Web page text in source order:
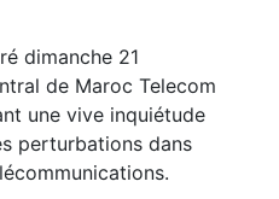
dimanche 21
de Maroc Telecom
une vive inquiétude
perturbations dans